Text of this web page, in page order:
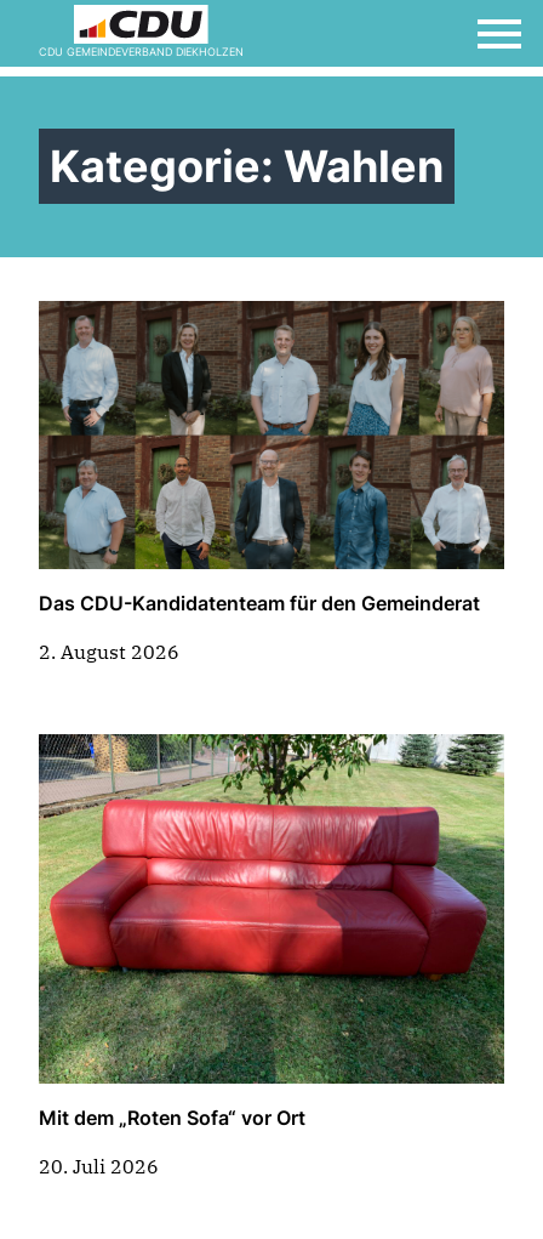
CDU GEMEINDEVERBAND DIEKHOLZEN
Kategorie: Wahlen
Das CDU-Kandidatenteam für den Gemeinderat
2. August 2026
Mit dem „Roten Sofa“ vor Ort
20. Juli 2026